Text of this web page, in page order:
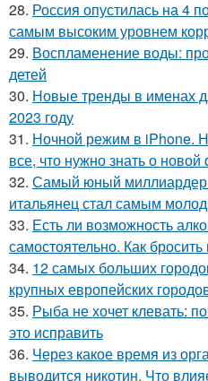
28. Россия опустилась на 4
самым высоким уровнем
29. Воспламенение воды:
детей
30. Новые тренды в именах
2023 году
31. Ночной режим в iPhone.
все, что нужно знать о
32. Самый юный миллиардер
итальянец стал самым
33. Есть ли возможность
самостоятельно. Как
34. 12 самых больших
крупных европейских
35. Рыба не хочет клевать:
это исправить
36. Через какое время из
выводится никотин. Что